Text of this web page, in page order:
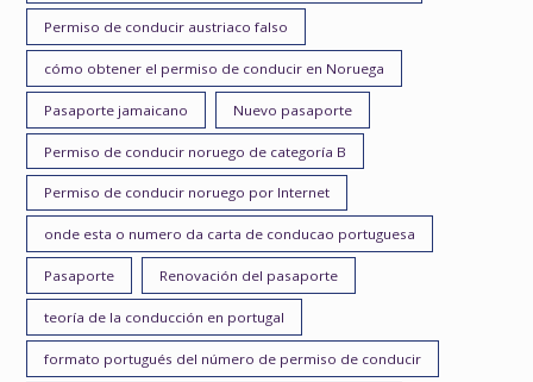
Permiso de conducir austriaco falso
cómo obtener el permiso de conducir en Noruega
Pasaporte jamaicano Nuevo pasaporte
Permiso de conducir noruego de categoría B
Permiso de conducir noruego por Internet
onde esta o numero da carta de conducao portuguesa
Pasaporte Renovación del pasaporte
teoría de la conducción en portugal
formato portugués del número de permiso de conducir